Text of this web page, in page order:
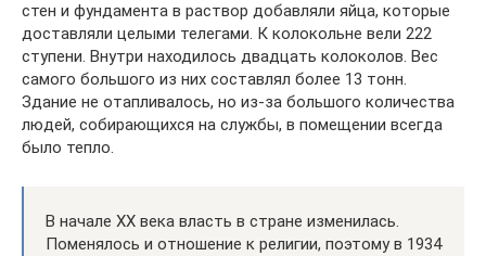
стен и фундамента в раствор добавляли яйца, которые
доставляли целыми телегами. К колокольне вели 222
ступени. Внутри находилось двадцать колоколов. Вес
самого большого из них составлял более 13 тонн.
Здание не отапливалось, но из-за большого количества
людей, собирающихся на службы, в помещении всегда
было тепло.
В начале ХХ века власть в стране изменилась.
Поменялось и отношение к религии, поэтому в 1934